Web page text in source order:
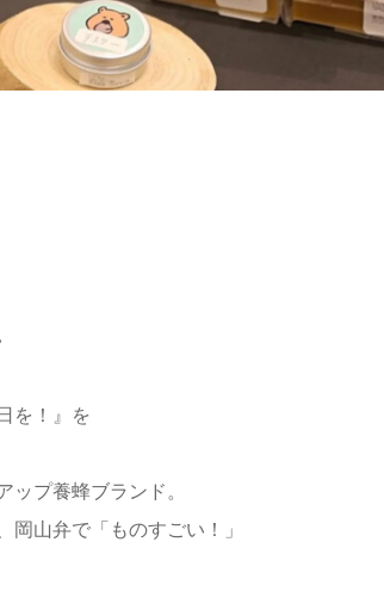
！』を
プ養蜂ブランド。
岡山弁で「ものすごい！」